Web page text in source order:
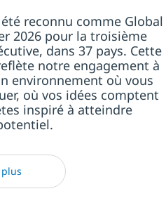
été reconnu comme Global
2026 pour la troisième
dans 37 pays. Cette
notre engagement à
environnement où vous
où vos idées comptent
inspiré à atteindre